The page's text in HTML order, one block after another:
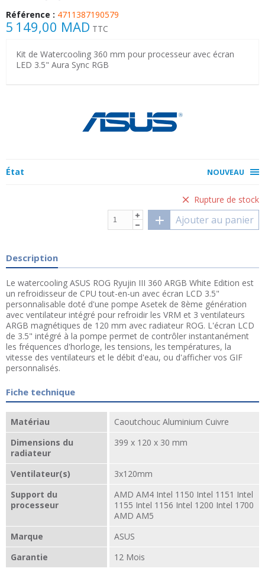
Référence : 4711387190579
5 149,00 MAD TTC
Kit de Watercooling 360 mm pour processeur avec écran
LED 3.5" Aura Sync RGB
État NOUVEAU
Rupture de stock
Ajouter au panier
Description
Le watercooling ASUS ROG Ryujin III 360 ARGB White Edition est
un refroidisseur de CPU tout-en-un avec écran LCD 3.5"
personnalisable doté d'une pompe Asetek de 8ème génération
avec ventilateur intégré pour refroidir les VRM et 3 ventilateurs
ARGB magnétiques de 120 mm avec radiateur ROG. L'écran LCD
de 3.5" intégré à la pompe permet de contrôler instantanément
les fréquences d'horloge, les tensions, les températures, la
vitesse des ventilateurs et le débit d'eau, ou d'afficher vos GIF
personnalisés.
Fiche technique
Matériau
Caoutchouc Aluminium Cuivre
Dimensions du
radiateur
399 x 120 x 30 mm
Ventilateur(s)
3x120mm
Support du
processeur
AMD AM4 Intel 1150 Intel 1151 Intel
1155 Intel 1156 Intel 1200 Intel 1700
AMD AM5
Marque
ASUS
Garantie
12 Mois